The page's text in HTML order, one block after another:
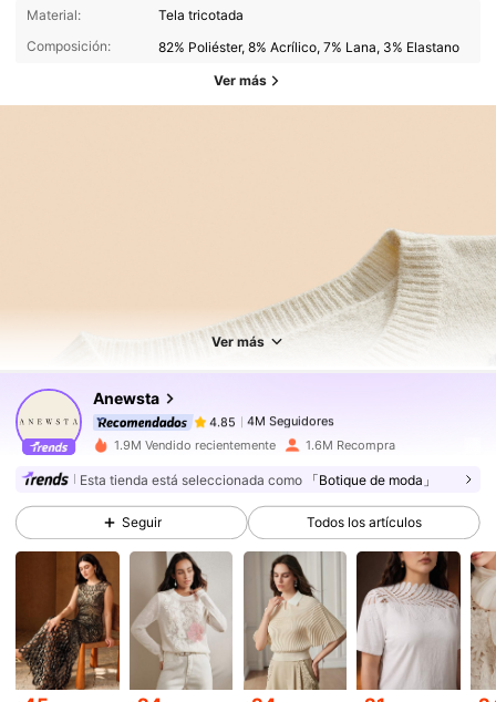
Material:
Tela tricotada
Composición:
82% Poliéster, 8% Acrílico, 7% Lana, 3% Elastano
Ver más
Ver más
Anewsta
4.85 4M Seguidores
m***ppagóHace 1 día
4.85 4M Seguidores
4.85 4M Seguidores
4.85 4M Seguidores
1.9M Vendido recientemente 1.6M Recompra
Esta tienda está seleccionada como 「Botique de moda」
Seguir Todos los artículos